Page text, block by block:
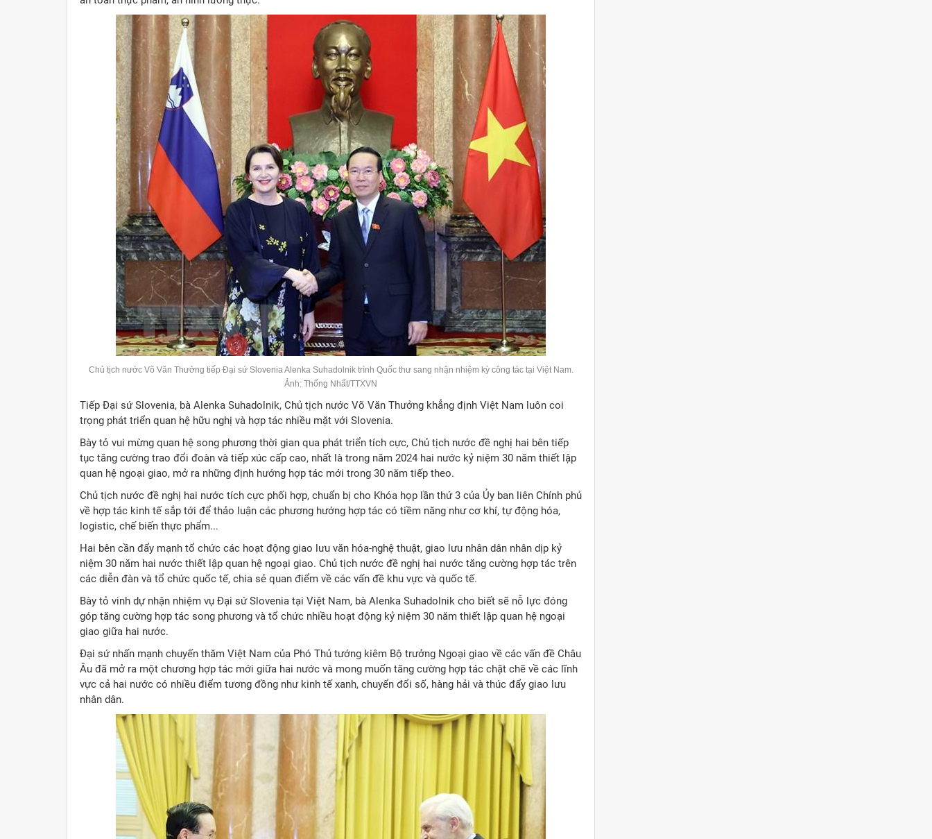
Chủ tịch nước Võ Văn Thưởng tiếp Đại sứ SloveniaAlenka Suhadolniktrình Quốc thư sang nhận nhiệm kỳ công tác tại Việt Nam.
Ảnh: Thống Nhất/TTXVN
Tiếp Đại sứ Slovenia, bà Alenka Suhadolnik, Chủ tịch nước Võ Văn Thưởng khẳng định Việt Nam luôn coi
trọng phát triển quan hệ hữu nghị và hợp tác nhiều mặt với Slovenia.
Bày tỏ vui mừng quan hệ song phương thời gian qua phát triển tích cực, Chủ tịch nước đề nghị hai bên tiếp
tục tăng cường trao đổi đoàn và tiếp xúc cấp cao, nhất là trong năm 2024 hai nước kỷ niệm 30 năm thiết lập
quan hệ ngoại giao, mở ra những định hướng hợp tác mới trong 30 năm tiếp theo.
Chủ tịch nước đề nghị hai nước tích cực phối hợp, chuẩn bị cho Khóa họp lần thứ 3 của Ủy ban liên Chính phủ
về hợp tác kinh tế sắp tới để thảo luận các phương hướng hợp tác có tiềm năng như cơ khí, tự động hóa,
logistic, chế biến thực phẩm...
Hai bên cần đẩy mạnh tổ chức các hoạt động giao lưu văn hóa-nghệ thuật, giao lưu nhân dân nhân dịp kỷ
niệm 30 năm hai nước thiết lập quan hệ ngoại giao. Chủ tịch nước đề nghị hai nước tăng cường hợp tác trên
các diễn đàn và tổ chức quốc tế, chia sẻ quan điểm về các vấn đề khu vực và quốc tế.
Bày tỏ vinh dự nhận nhiệm vụ Đại sứ Slovenia tại Việt Nam, bà Alenka Suhadolnik cho biết sẽ nỗ lực đóng
góp tăng cường hợp tác song phương và tổ chức nhiều hoạt động kỷ niệm 30 năm thiết lập quan hệ ngoại
giao giữa hai nước.
Đại sứ nhấn mạnh chuyến thăm Việt Nam của Phó Thủ tướng kiêm Bộ trưởng Ngoại giao về các vấn đề Châu
Âu đã mở ra một chương hợp tác mới giữa hai nước và mong muốn tăng cường hợp tác chặt chẽ về các lĩnh
vực cả hai nước có nhiều điểm tương đồng như kinh tế xanh, chuyển đổi số, hàng hải và thúc đẩy giao lưu
nhân dân.